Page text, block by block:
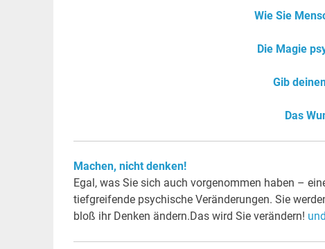
Wie Sie
Die Magie
Gib
Das
Machen, nicht denken!
Egal, was Sie sich auch vorgenommen haben –
tiefgreifende psychische Veränderungen. Sie
bloß ihr Denken ändern.Das wird Sie verändern!